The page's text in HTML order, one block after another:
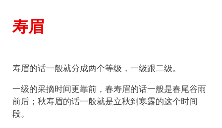
寿眉
寿眉的话一般就分成两个等级，一级跟二级。
一级的采摘时间更靠前，春寿眉的话一般是春尾谷雨
前后；秋寿眉的话一般就是立秋到寒露的这个时间
段。